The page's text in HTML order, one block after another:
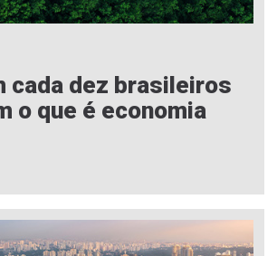
cada dez brasileiros
o que é economia